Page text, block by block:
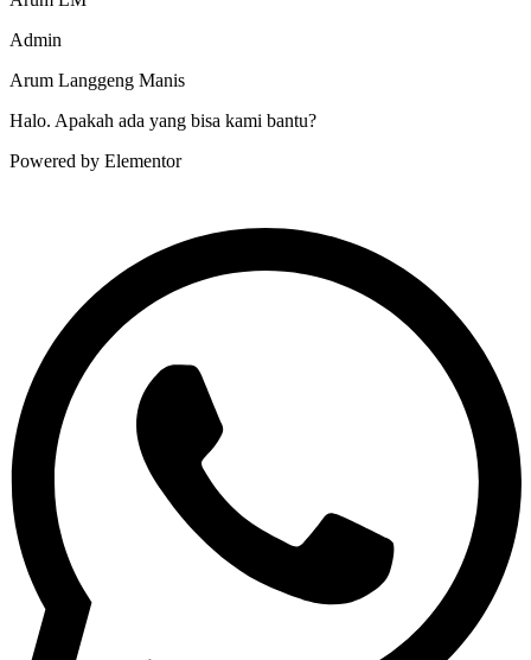
Admin
Arum Langgeng Manis
Halo. Apakah ada yang bisa kami bantu?
Powered by Elementor